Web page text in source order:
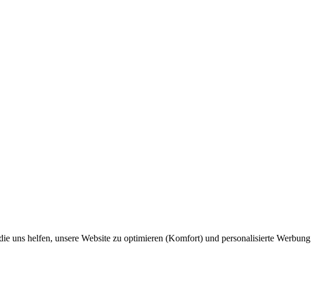
uns helfen, unsere Website zu optimieren (Komfort) und personalisierte Werbung